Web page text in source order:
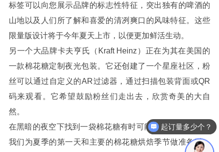
标签可以向您展示品牌的标志性特征，突出独有的啤酒的
山地以及人们所了解和喜爱的清冽爽口的风味特征。这些
限量版设计将于今年夏天上市，以便更加鲜活生动。
另一个大品牌卡夫亨氏（Kraft Heinz）正在为其在美国的
一款棉花糖定制夜光包装。它还创建了一个星座社区，粉
丝可以通过自定义的AR过滤器，通过扫描包装背面或QR
码来观看。它希望鼓励粉丝们走出去，欣赏奇美的大自
然。
在黑暗的夜空下找到一袋棉花糖有时可能具有挑战性。“当
我们为夏季的第一天和主要的棉花糖烘焙季节做准备时，
起订量多少个？